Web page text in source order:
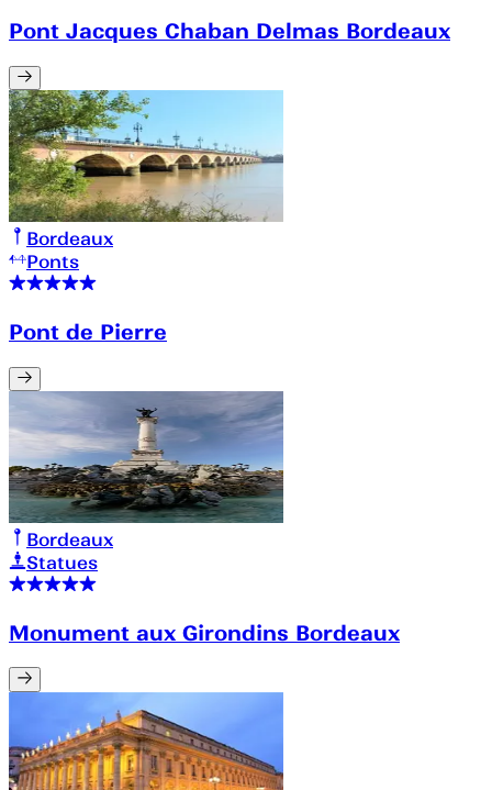
Pont Jacques Chaban Delmas Bordeaux
Bordeaux
Ponts
Pont de Pierre
Bordeaux
Statues
Monument aux Girondins Bordeaux